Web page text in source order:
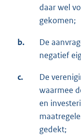
daar wel
gekomen;
b.
De
negatief
c.
De
waarmee
en
gedekt;